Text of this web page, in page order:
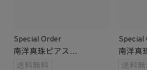
Special Order
南洋真珠ピアス
受注生産
Special
南洋真
受注生